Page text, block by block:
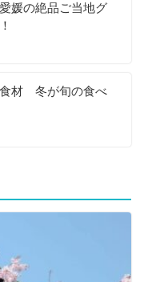
媛の絶品ご当地グ
材 冬が旬の食べ